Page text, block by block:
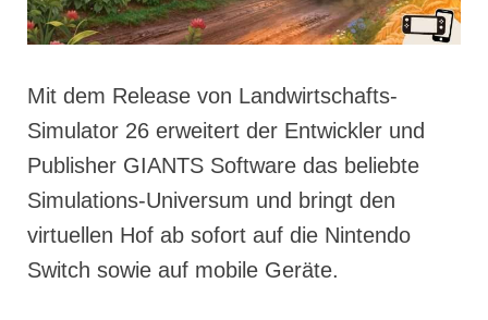
Mit dem Release von Landwirtschafts-
Simulator 26 erweitert der Entwickler und
Publisher GIANTS Software das beliebte
Simulations-Universum und bringt den
virtuellen Hof ab sofort auf die Nintendo
Switch sowie auf mobile Geräte.